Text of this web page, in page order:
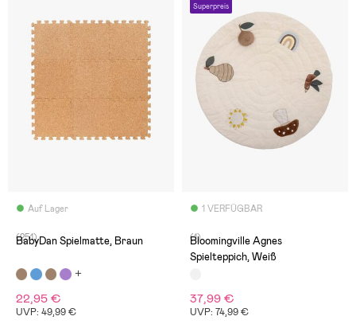
Auf Lager
(251)
BabyDan Spielmatte, Braun
22,95 €
UVP: 49,99 €
Superpreis
1 VERFÜGBAR
(1)
Bloomingville Agnes
Spielteppich, Weiß
37,99 €
UVP: 74,99 €